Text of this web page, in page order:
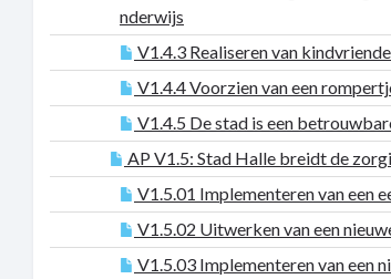
nderwijs
V1.4.3 Realiseren van
V1.4.4 Voorzien van een
V1.4.5 De stad is een
AP V1.5: Stad Halle breidt de
V1.5.01 Implementeren van een
V1.5.02 Uitwerken van een
V1.5.03 Implementeren van een